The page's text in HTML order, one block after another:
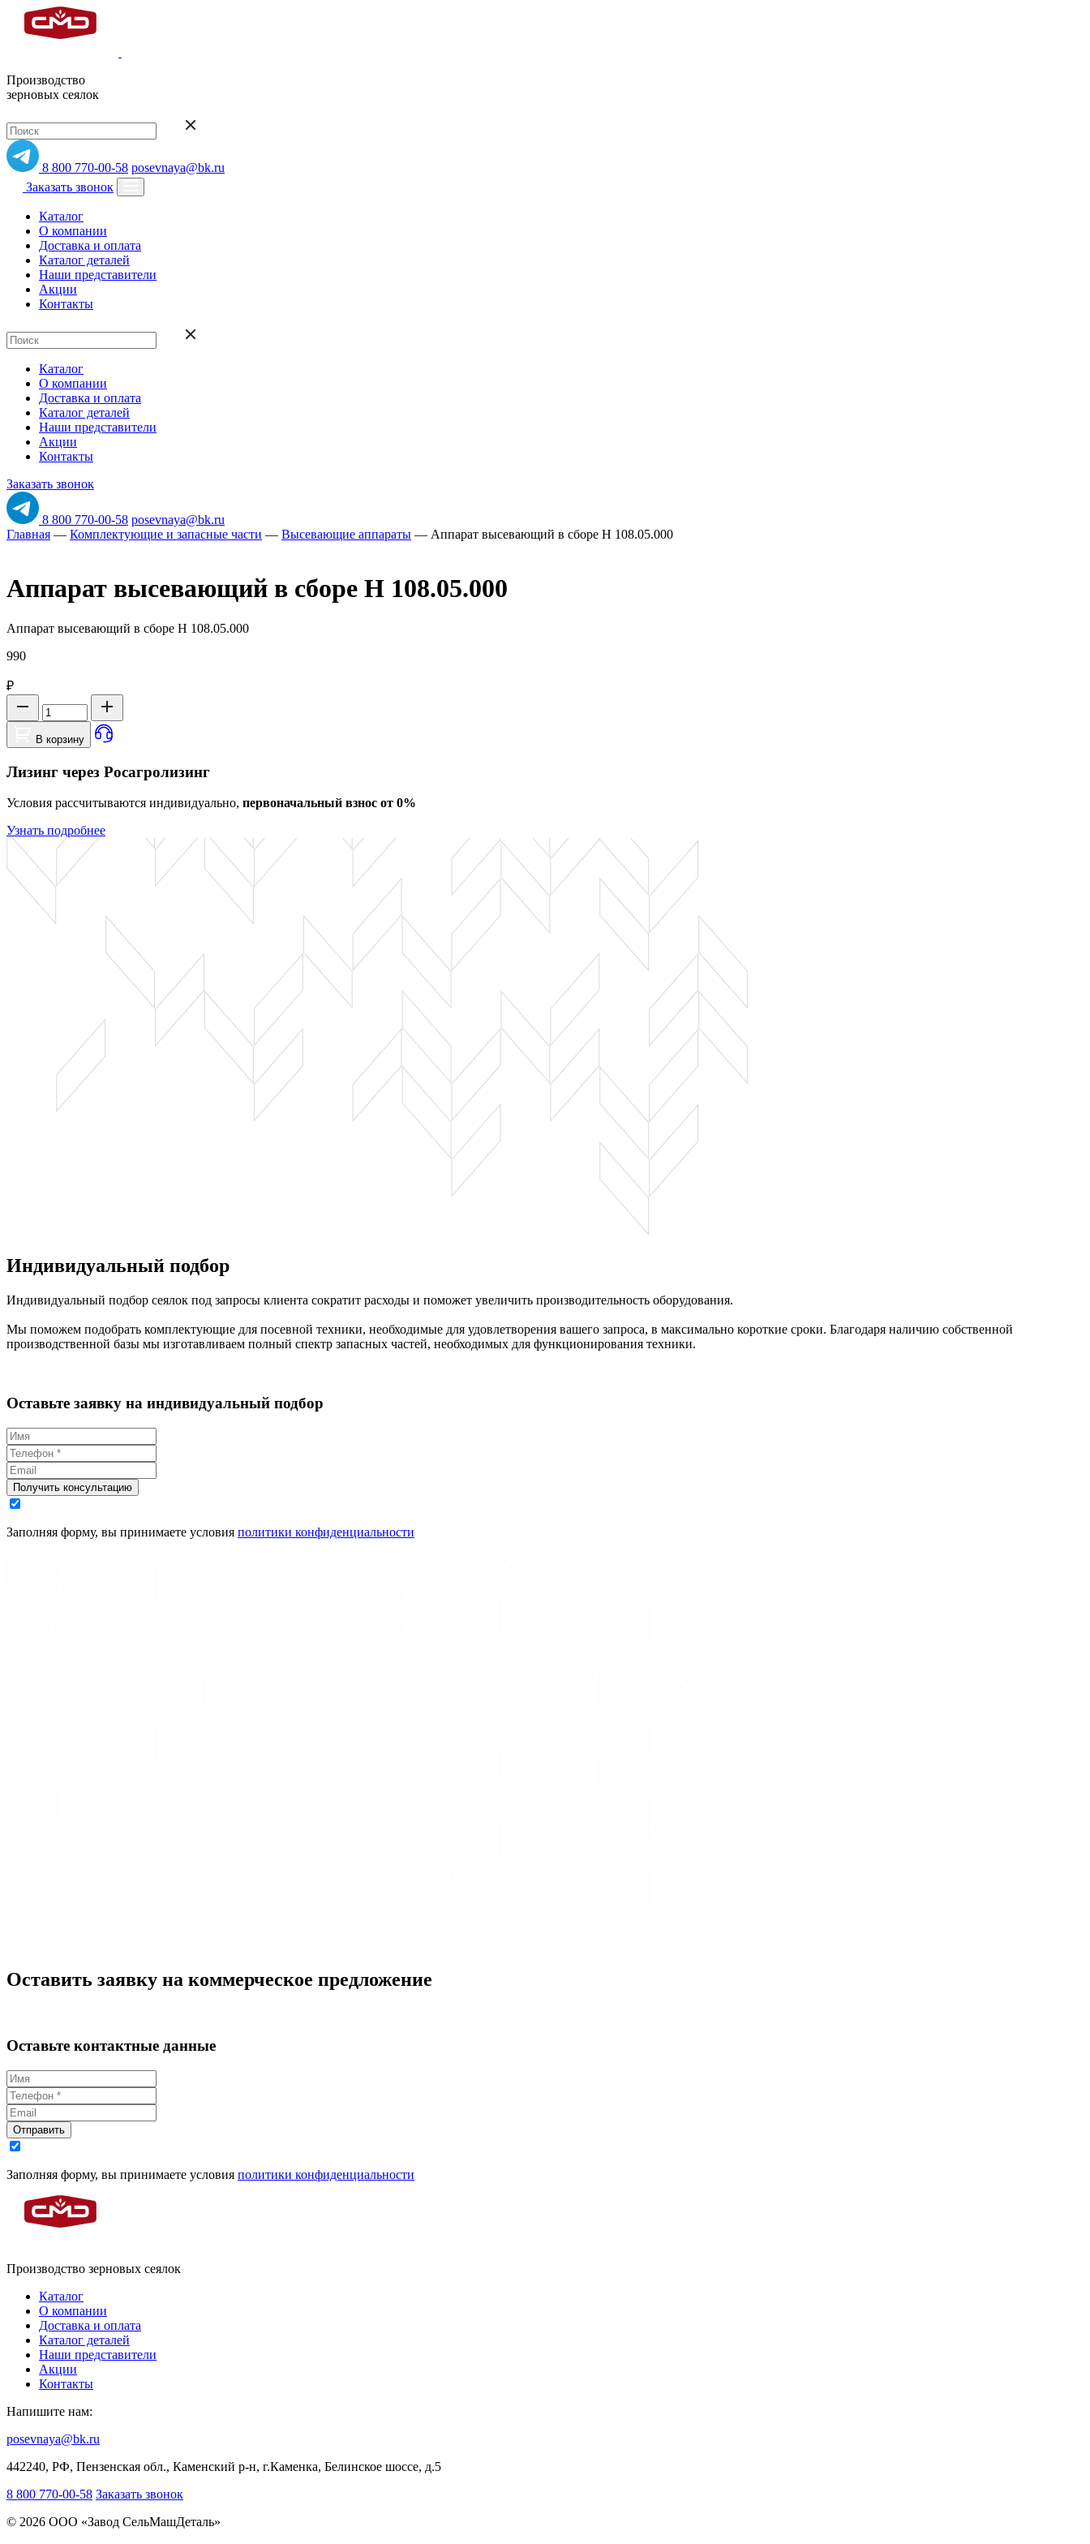
Производство
зерновых сеялок
8 800 770-00-58 posevnaya@bk.ru
Заказать звонок
Каталог
О компании
Доставка и оплата
Каталог деталей
Наши представители
Акции
Контакты
Каталог
О компании
Доставка и оплата
Каталог деталей
Наши представители
Акции
Контакты
Заказать звонок
8 800 770-00-58 posevnaya@bk.ru
Главная — Комплектующие и запасные части — Высевающие аппараты — Аппарат высевающий в сборе Н 108.05.000
Аппарат высевающий в сборе Н 108.05.000
Аппарат высевающий в сборе Н 108.05.000
990
₽
В корзину
Лизинг через Росагролизинг
Условия рассчитываются индивидуально, первоначальный взнос от 0%
Узнать подробнее
Индивидуальный подбор
Индивидуальный подбор сеялок под запросы клиента сократит расходы и поможет увеличить производительность оборудования.
Мы поможем подобрать комплектующие для посевной техники, необходимые для удовлетворения вашего запроса, в максимально короткие сроки. Благодаря наличию собственной
производственной базы мы изготавливаем полный спектр запасных частей, необходимых для функционирования техники.
Оставьте заявку на индивидуальный подбор
Получить консультацию
Заполняя форму, вы принимаете условия политики конфиденциальности
Оставить заявку на коммерческое предложение
Оставьте контактные данные
Отправить
Заполняя форму, вы принимаете условия политики конфиденциальности
Производство зерновых сеялок
Каталог
О компании
Доставка и оплата
Каталог деталей
Наши представители
Акции
Контакты
Напишите нам:
posevnaya@bk.ru
442240, РФ, Пензенская обл., Каменский р-н, г.Каменка, Белинское шоссе, д.5
8 800 770-00-58 Заказать звонок
© 2026 ООО «Завод СельМашДеталь»